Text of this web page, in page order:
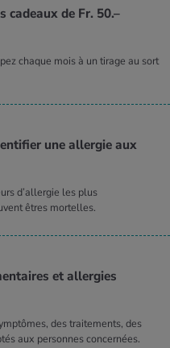
cadeaux de Fr. 50.–
chaque mois à un tirage au sort
une allergie aux
d’allergie les plus
êtres mortelles.
et allergies
des traitements, des
aux personnes concernées.